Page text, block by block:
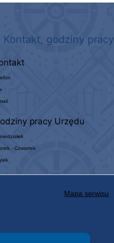
Kontakt, godziny pracy
pracy Urzędu
- Czwartek
Mapa serwisu